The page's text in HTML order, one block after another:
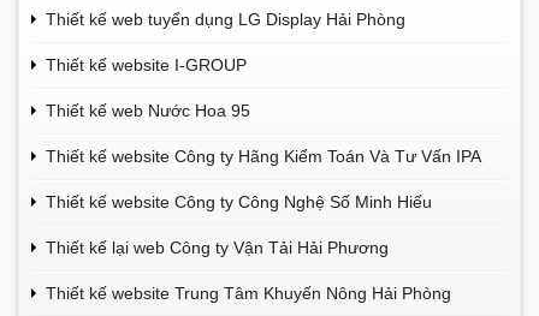
Thiết kế web tuyển dụng LG Display Hải Phòng
Thiết kế website I-GROUP
Thiết kế web Nước Hoa 95
Thiết kế website Công ty Hãng Kiểm Toán Và Tư Vấn IPA
Thiết kế website Công ty Công Nghệ Số Minh Hiếu
Thiết kế lại web Công ty Vận Tải Hải Phương
Thiết kế website Trung Tâm Khuyến Nông Hải Phòng